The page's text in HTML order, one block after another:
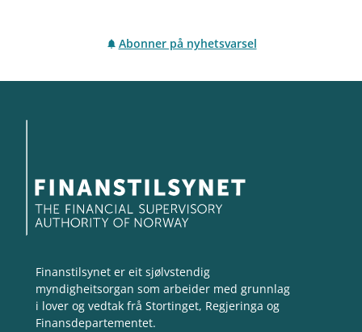
Abonner på nyhetsvarsel
Finanstilsynet er eit sjølvstendig
myndigheitsorgan som arbeider med grunnlag
i lover og vedtak frå Stortinget, Regjeringa og
Finansdepartementet.